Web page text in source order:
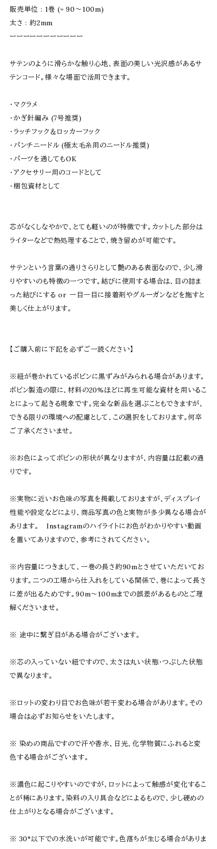
販売単位 : 1巻 (= 90〜100m)
太さ : 約2mm
ーーーーーーーーーーー
サテンのように滑らかな触り心地、表面の美しい光沢感があるサ
テンコード。様々な場面で活用できます。
・マクラメ
・かぎ針編み (7号推奨)
・ラッチフック＆ロッカーフック
・パンチニードル (極太毛糸用のニードル推奨)
・パーツを通してもOK
・アクセサリー用のコードとして
・梱包資材として
芯がなくしなやかで、とても軽いのが特徴です。カットした部分は
ライターなどで熱処理することで、焼き留めが可能です。
サテンという言葉の通りさらりとして艶のある表面なので、少し滑
りやすいのも特徴の一つです。結びに使用する場合は、目の詰ま
った結びにする or 一目一目に接着剤やグルーガンなどを施すと
美しく仕上がります。
【ご購入前に下記を必ずご一読ください】
※紐が巻かれているボビンに黒ずみがみられる場合があります。
ボビン製造の際に、材料の20%ほどに再生可能な資材を用いるこ
とによって起きる現象です。完全な新品を選ぶこともできますが、
できる限りの環境への配慮として、この選択をしております。何卒
ご了承くださいませ。
※お色によってボビンの形状が異なりますが、内容量は記載の通
りです。
※実物に近いお色味の写真を掲載しておりますが、ディスプレイ
性能や設定などにより、商品写真の色と実物が多少異なる場合が
あります。 Instagramのハイライトにお色がわかりやすい動画
を置いてありますので、参考にされてください。
※内容量につきまして、一巻の長さ約90mとさせていただいてお
ります。二つの工場から仕入れをしている関係で、巻によって長さ
に差が出るためです。90m〜100mまでの誤差があるものとご理
解くださいませ。
※ 途中に繋ぎ目がある場合がございます。
※芯の入っていない紐ですので、太さは丸い状態・つぶした状態
で異なります。
※ロットの変わり目でお色味が若干変わる場合があります。その
場合は必ずお知らせをいたします。
※ 染めの商品ですので汗や香水、日光、化学物質にふれると変
色する場合がございます。
※濃色に起こりやすいのですが、ロットによって触感が変化するこ
とが稀にあります。染料の入り具合などによるもので、少し硬めの
仕上がりとなる場合がございます。
※ 30°以下での水洗いが可能です。色落ちが生じる場合がありま